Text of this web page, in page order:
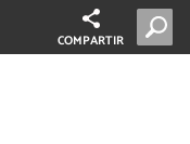
COMPARTIR